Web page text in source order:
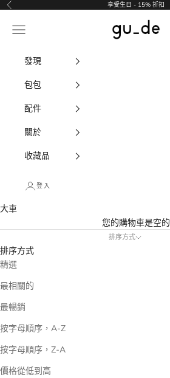
跳至內容
以前的 享受生日 - 15% 折扣
gu_de
導航選單
發現
包包
配件
關於
收藏品
登入
大車
您的購物車是空的
排序方式
排序方式
精選
最相關的
最暢銷
按字母順序，A-Z
按字母順序，Z-A
價格從低到高